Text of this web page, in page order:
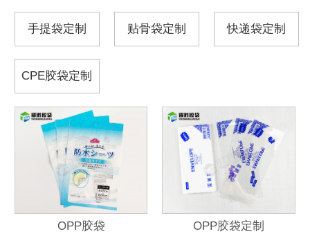
手提袋定制 贴骨袋定制 快递袋定制
CPE胶袋定制
OPP胶袋 OPP胶袋定制